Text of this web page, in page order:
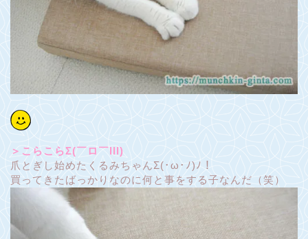
＞こらこらΣ(￣ロ￣lll)
爪とぎし始めたくるみちゃんΣ(･ω･ﾉ)ﾉ！
買ってきたばっかりなのに何と事をする子なんだ（笑）